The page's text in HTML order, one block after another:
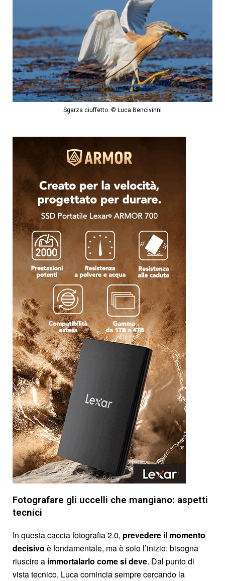
Sgarza ciuffetto. © Luca Bencivinni
Fotografare gli uccelli che mangiano: aspetti
tecnici
In questa caccia fotografia 2.0, prevedere il momento
decisivo è fondamentale, ma è solo l’inizio: bisogna
riuscire a immortalarlo come si deve. Dal punto di
vista tecnico, Luca comincia sempre cercando la